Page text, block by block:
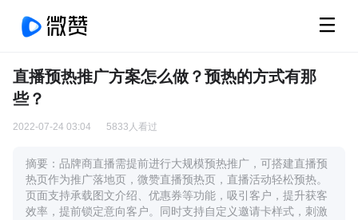
直播预热推广方案怎么做？预热的方式有那
些？
2022-07-24 03:04 5833人看过
摘要：品牌商直播需提前进行大规模预热推广，可搭建直播预
热页作为推广落地页，微赞直播预热页，直播活动轻松预热。
页面支持承载图文介绍、优惠券等功能，吸引客户，提升获客
效率，提前锁定意向客户。同时支持自定义邀请卡样式，刺激